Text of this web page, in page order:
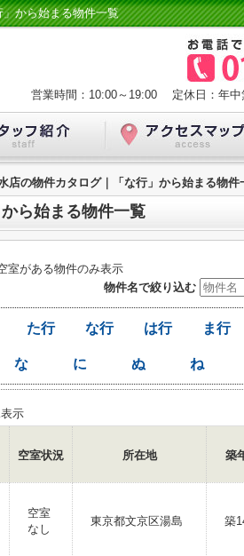
から始まる物件一覧
営業時間：10:00～19:00 定休日：年中
店の物件カタログ｜「な行」から始まる物件
ら始まる物件一覧
室がある物件のみ表示
物件名で絞り込む
た行 な行 は行 ま行
な に ぬ ね
示
空室状況 所在地 築
空室
なし
東京都文京区湯島 築